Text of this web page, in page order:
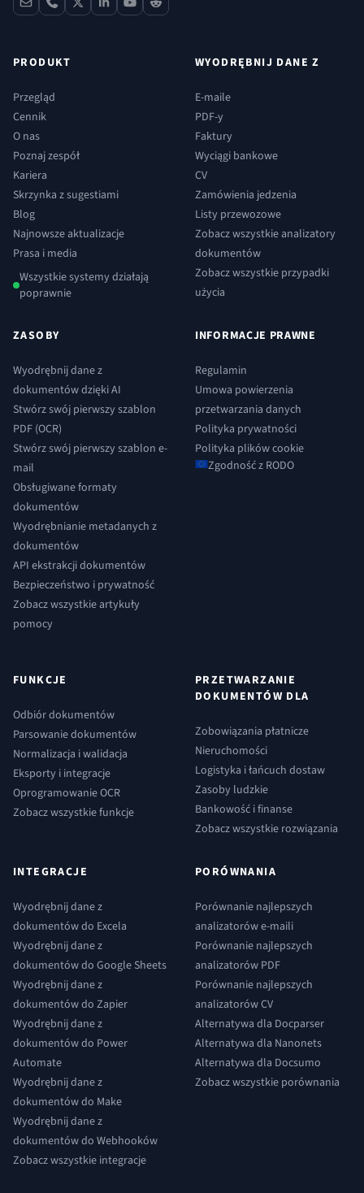
contactphone
x linkedinyoutube
reddit
PRODUKT
Przegląd
Cennik
O nas
Poznaj zespół
Kariera
Skrzynka z sugestiami
Blog
Najnowsze aktualizacje
Prasa i media
Wszystkie systemy działają
poprawnie
WYODRĘBNIJ DANE Z
E-maile
PDF-y
Faktury
Wyciągi bankowe
CV
Zamówienia jedzenia
Listy przewozowe
Zobacz wszystkie analizatory
dokumentów
Zobacz wszystkie przypadki
użycia
ZASOBY
Wyodrębnij dane z
dokumentów dzięki AI
Stwórz swój pierwszy szablon
PDF (OCR)
Stwórz swój pierwszy szablon e-
mail
Obsługiwane formaty
dokumentów
Wyodrębnianie metadanych z
dokumentów
API ekstrakcji dokumentów
Bezpieczeństwo i prywatność
Zobacz wszystkie artykuły
pomocy
INFORMACJE PRAWNE
Regulamin
Umowa powierzenia
przetwarzania danych
Polityka prywatności
Polityka plików cookie
Zgodność z RODO
FUNKCJE
Odbiór dokumentów
Parsowanie dokumentów
Normalizacja i walidacja
Eksporty i integracje
Oprogramowanie OCR
Zobacz wszystkie funkcje
PRZETWARZANIE
DOKUMENTÓW DLA
Zobowiązania płatnicze
Nieruchomości
Logistyka i łańcuch dostaw
Zasoby ludzkie
Bankowość i finanse
Zobacz wszystkie rozwiązania
INTEGRACJE
Wyodrębnij dane z
dokumentów do Excela
Wyodrębnij dane z
dokumentów do Google Sheets
Wyodrębnij dane z
dokumentów do Zapier
Wyodrębnij dane z
dokumentów do Power
Automate
Wyodrębnij dane z
dokumentów do Make
Wyodrębnij dane z
dokumentów do Webhooków
Zobacz wszystkie integracje
PORÓWNANIA
Porównanie najlepszych
analizatorów e-maili
Porównanie najlepszych
analizatorów PDF
Porównanie najlepszych
analizatorów CV
Alternatywa dla Docparser
Alternatywa dla Nanonets
Alternatywa dla Docsumo
Zobacz wszystkie porównania